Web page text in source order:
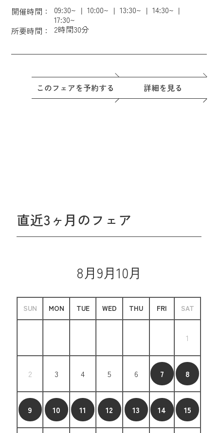
開催時間： 09:30~ 10:00~ 13:30~
14:30~
17:30~
所要時間：
2時間30分
このフェアを予約する 詳細を見る
直近3ヶ月のフェア
8月9月10月
SUN MON TUE WED THU FRI SAT
1
2 3 4 5 6 7 8
9 10 11 12 13 14 15